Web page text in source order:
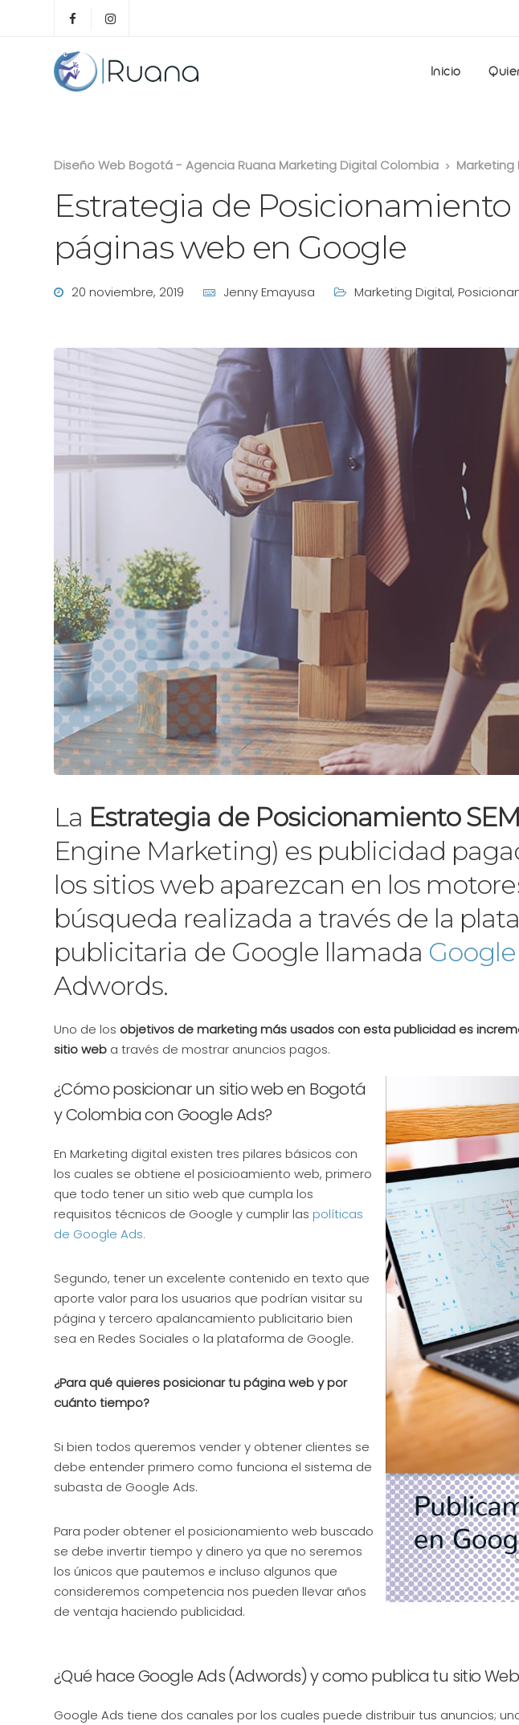
Inicio
Diseño Web Bogotá - Agencia Ruana Marketing Digital Colombia Marketing
Estrategia de Posicionamiento
páginas web en Google
20 noviembre, 2019 Jenny Emayusa Marketing Digital,
La Estrategia de Posicionamiento SEM
Engine Marketing) es publicidad
los sitios web aparezcan en los
búsqueda realizada a través de la
publicitaria de Google llamada
Adwords.
Uno de los objetivos de marketing más usados con esta publicidad es
sitio web a través de mostrar anuncios pagos.
¿Cómo posicionar un sitio web en Bogotá
y Colombia con Google Ads?
En Marketing digital existen tres pilares básicos con
los cuales se obtiene el posicioamiento web, primero
que todo tener un sitio web que cumpla los
requisitos técnicos de Google y cumplir las políticas
de Google Ads.
Segundo, tener un excelente contenido en texto que
aporte valor para los usuarios que podrían visitar su
página y tercero apalancamiento publicitario bien
sea en Redes Sociales o la plataforma de Google.
¿Para qué quieres posicionar tu página web y por
cuánto tiempo?
Si bien todos queremos vender y obtener clientes se
debe entender primero como funciona el sistema de
subasta de Google Ads.
Para poder obtener el posicionamiento web buscado
se debe invertir tiempo y dinero ya que no seremos
los únicos que pautemos e incluso algunos que
consideremos competencia nos pueden llevar años
de ventaja haciendo publicidad.
¿Qué hace Google Ads (Adwords) y como publica tu sitio
Google Ads tiene dos canales por los cuales puede distribuir tus anuncios;